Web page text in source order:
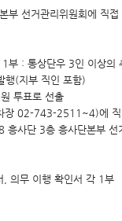
부 선거관리위원회에 직
: 통상단우 3인 이상의
(지부 직인 포함)
투표로 선출
장 02-743-2511~4)에 직
사단 3층 흥사단본부 선
, 의무 이행 확인서 각 1부